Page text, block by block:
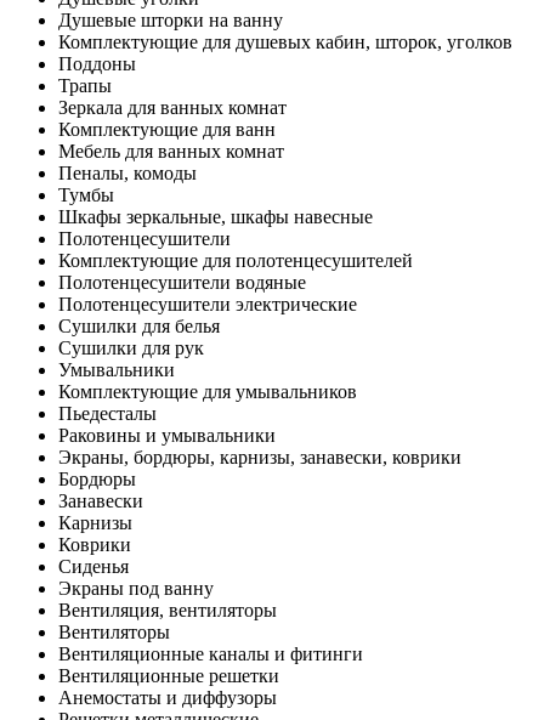
Душевые шторки на ванну
Комплектующие для душевых кабин, шторок, уголков
Поддоны
Трапы
Зеркала для ванных комнат
Комплектующие для ванн
Мебель для ванных комнат
Пеналы, комоды
Тумбы
Шкафы зеркальные, шкафы навесные
Полотенцесушители
Комплектующие для полотенцесушителей
Полотенцесушители водяные
Полотенцесушители электрические
Сушилки для белья
Сушилки для рук
Умывальники
Комплектующие для умывальников
Пьедесталы
Раковины и умывальники
Экраны, бордюры, карнизы, занавески, коврики
Бордюры
Занавески
Карнизы
Коврики
Сиденья
Экраны под ванну
Вентиляция, вентиляторы
Вентиляторы
Вентиляционные каналы и фитинги
Вентиляционные решетки
Анемостаты и диффузоры